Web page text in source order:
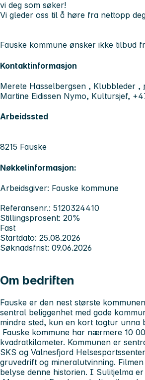
vi deg som søker!
Vi gleder oss til å høre fra nettopp
Fauske kommune ønsker ikke tilbud
Kontaktinformasjon
Merete Hasselbergsen , Klubbleder ,
Martine Eidissen Nymo, Kultursjef,
Arbeidssted
8215 Fauske
Nøkkelinformasjon:
Arbeidsgiver: Fauske kommune
Referansenr.: 5120324410
Stillingsprosent: 20%
Fast
Startdato: 25.08.2026
Søknadsfrist: 09.06.2026
Om bedriften
Fauske er den nest største
sentral beliggenhet med gode
mindre sted, kun en kort togtur unna
Fauske kommune har nærmere 10
kvadratkilometer. Kommunen er
SKS og Valnesfjord
gruvedrift og mineralutvinning.
belyse denne historien. I Sulitjelma